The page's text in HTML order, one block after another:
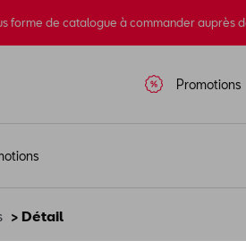
forme de catalogue à commander auprès
Promotions
> Détail